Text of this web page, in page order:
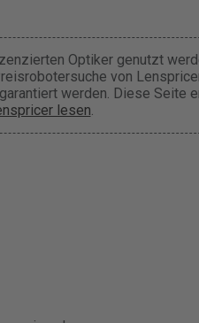
Optiker genutzt
von
werden. Diese Seite
lesen.